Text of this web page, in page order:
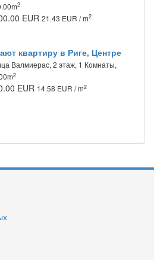
2
EUR 21.43 EUR / m2
квартиру в Риге, Центре
Валмиерас, 2 этаж, 1 Комнаты,
2
EUR 14.58 EUR / m2